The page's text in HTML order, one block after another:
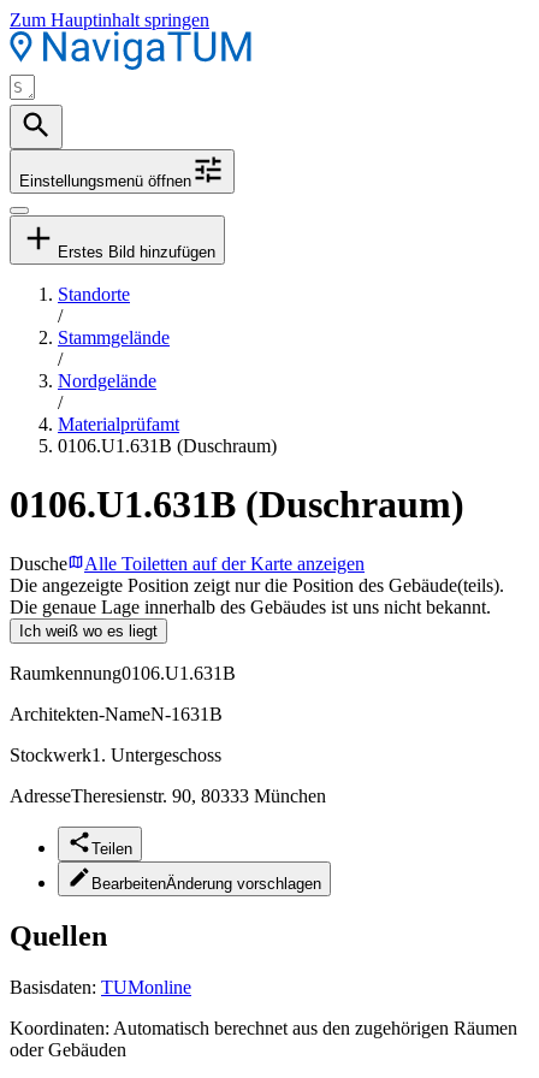
Zum Hauptinhalt springen
Einstellungsmenü öffnen
Erstes Bild hinzufügen
Standorte
/
Stammgelände
/
Nordgelände
/
Materialprüfamt
0106.U1.631B (Duschraum)
0106.U1.631B (Duschraum)
Dusche
Alle Toiletten auf der Karte anzeigen
Die angezeigte Position zeigt nur die Position des Gebäude(teils).
Die genaue Lage innerhalb des Gebäudes ist uns nicht bekannt.
Ich weiß wo es liegt
Raumkennung0106.U1.631B
Architekten-NameN-1631B
Stockwerk1. Untergeschoss
AdresseTheresienstr. 90, 80333 München
Teilen
BearbeitenÄnderung vorschlagen
Quellen
Basisdaten: TUMonline
Koordinaten: Automatisch berechnet aus den zugehörigen Räumen
oder Gebäuden